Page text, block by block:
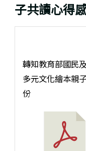
子共讀心得
轉知教育部國民
多元文化繪本親
份